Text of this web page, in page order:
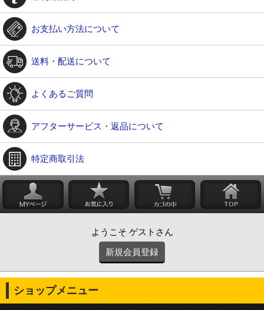
お支払い方法について
送料・配送について
よくあるご質問
アフターサービス・返品について
特定商取引法
ようこそ ゲストさん
新規会員登録
ショップメニュー